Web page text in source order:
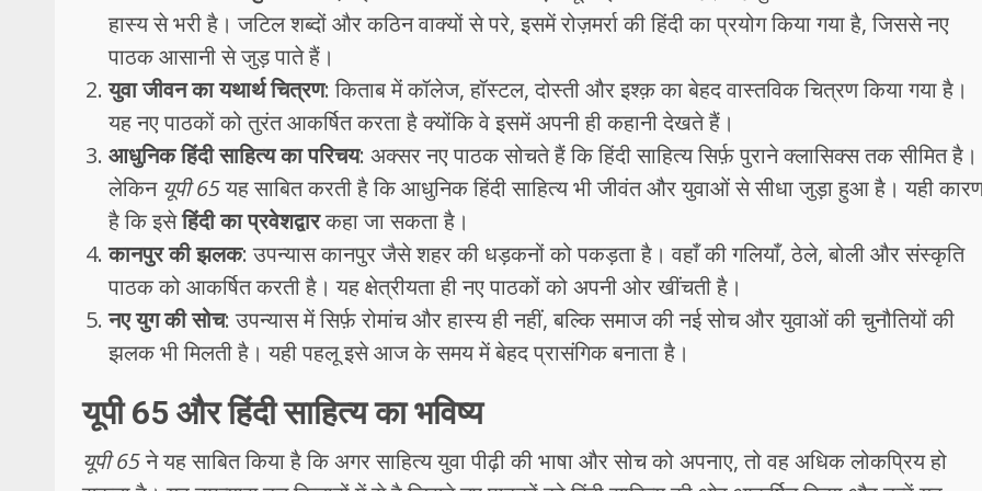
हास्य से भरी है। जटिल शब्दों और कठिन वाक्यों से परे, इसमें रोज़मर्रा की हिंदी का प्रयोग किया गया है, जिससे नए
पाठक आसानी से जुड़ पाते हैं।
युवा जीवन का यथार्थ चित्रण: किताब में कॉलेज, हॉस्टल, दोस्ती और इश्क़ का बेहद वास्तविक चित्रण किया गया है।
यह नए पाठकों को तुरंत आकर्षित करता है क्योंकि वे इसमें अपनी ही कहानी देखते हैं।
आधुनिक हिंदी साहित्य का परिचय: अक्सर नए पाठक सोचते हैं कि हिंदी साहित्य सिर्फ़ पुराने क्लासिक्स तक सीमित है।
लेकिन यूपी 65यह साबित करती है कि आधुनिक हिंदी साहित्य भी जीवंत और युवाओं से सीधा जुड़ा हुआ है। यही
है कि इसेहिंदी का प्रवेशद्वारकहा जा सकता है।
कानपुर की झलक: उपन्यास कानपुर जैसे शहर की धड़कनों को पकड़ता है। वहाँ की गलियाँ, ठेले, बोली और संस्कृति
पाठक को आकर्षित करती है। यह क्षेत्रीयता ही नए पाठकों को अपनी ओर खींचती है।
नए युग की सोच: उपन्यास में सिर्फ़ रोमांच और हास्य ही नहीं, बल्कि समाज की नई सोच और युवाओं की चुनौतियों की
झलक भी मिलती है। यही पहलू इसे आज के समय में बेहद प्रासंगिक बनाता है।
यूपी 65 और हिंदी साहित्य का भविष्य
यूपी 65ने यह साबित किया है कि अगर साहित्य युवा पीढ़ी की भाषा और सोच को अपनाए, तो वह अधिक लोकप्रिय हो